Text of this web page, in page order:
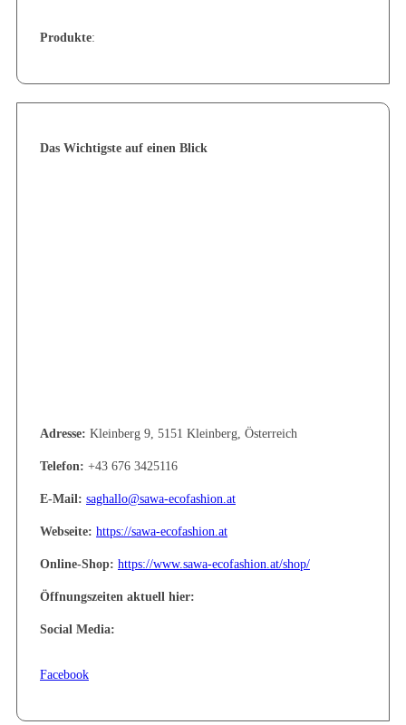
Produkte:
Das Wichtigste auf einen Blick
Adresse: Kleinberg 9, 5151 Kleinberg, Österreich
Telefon: +43 676 3425116
E-Mail: saghallo@sawa-ecofashion.at
Webseite: https://sawa-ecofashion.at
Online-Shop: https://www.sawa-ecofashion.at/shop/
Öffnungszeiten aktuell hier:
Social Media:
Facebook